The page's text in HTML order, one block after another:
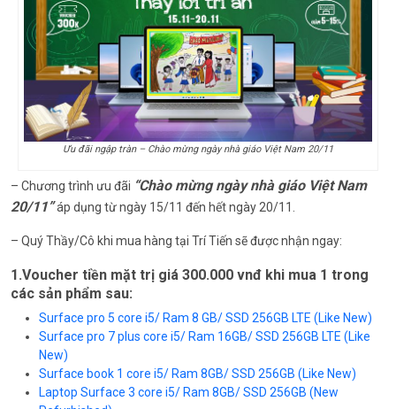
Ưu đãi ngập tràn – Chào mừng ngày nhà giáo Việt Nam 20/11
– Chương trình ưu đãi “Chào mừng ngày nhà giáo Việt Nam
20/11”áp dụng từ ngày 15/11 đến hết ngày 20/11.
– Quý Thầy/Cô khi mua hàng tại Trí Tiến sẽ được nhận ngay:
1.Voucher tiền mặt trị giá 300.000 vnđ khi mua 1 trong
các sản phẩm sau:
Surface pro 5 core i5/ Ram 8 GB/ SSD 256GB LTE (Like New)
Surface pro 7 plus core i5/ Ram 16GB/ SSD 256GB LTE (Like
New)
Surface book 1 core i5/ Ram 8GB/ SSD 256GB (Like New)
Laptop Surface 3 core i5/ Ram 8GB/ SSD 256GB (New